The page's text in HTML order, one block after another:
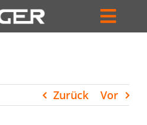
Zurück Vor